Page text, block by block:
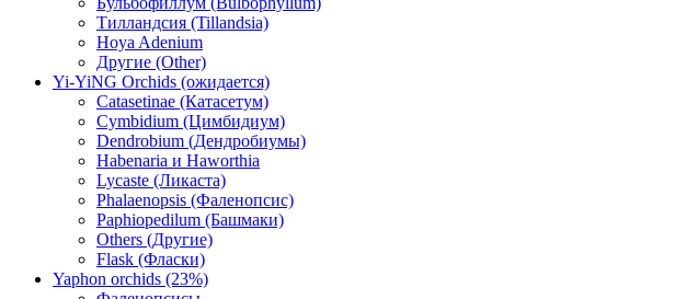
Тилландсия (Tillandsia)
Hoya Adenium
Другие (Other)
Yi-YiNG Orchids (ожидается)
Catasetinae (Катасетум)
Cymbidium (Цимбидиум)
Dendrobium (Дендробиумы)
Habenaria и Haworthia
Lycaste (Ликаста)
Phalaenopsis (Фаленопсис)
Paphiopedilum (Башмаки)
Others (Другие)
Flask (Фласки)
Yaphon orchids (23%)